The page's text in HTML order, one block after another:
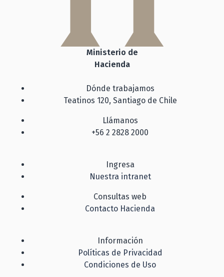
Ministerio de
Hacienda
Dónde trabajamos
Teatinos 120, Santiago de Chile
Llámanos
+56 2 2828 2000
Ingresa
Nuestra intranet
Consultas web
Contacto Hacienda
Información
Políticas de Privacidad
Condiciones de Uso